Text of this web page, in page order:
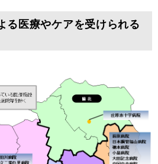
る医療やケアを受けられる